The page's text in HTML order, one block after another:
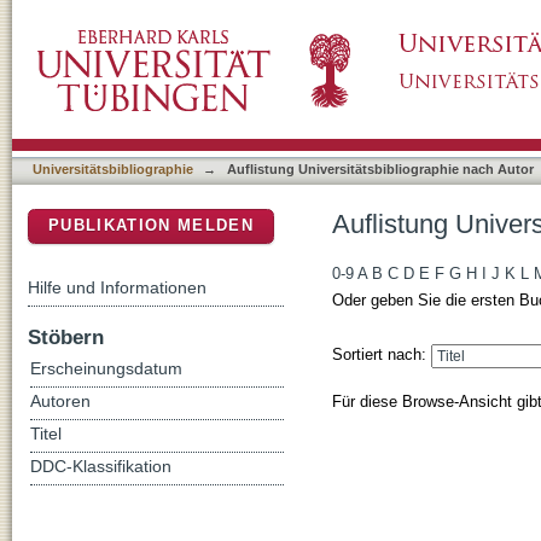
Universitätsbibliographie → Auflistung Universitätsbibliographie nach Autor
Auflistung
0-9 A B C D E F G H J K L
Oder geben Sie die ersten
Sortiert nach:
Für diese Browse-Ansicht
PUBLIKATION MELDEN
Hilfe und Informationen
Stöbern
Erscheinungsdatum
Autoren
Titel
DDC-Klassifikation